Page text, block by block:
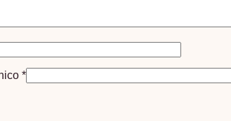
*